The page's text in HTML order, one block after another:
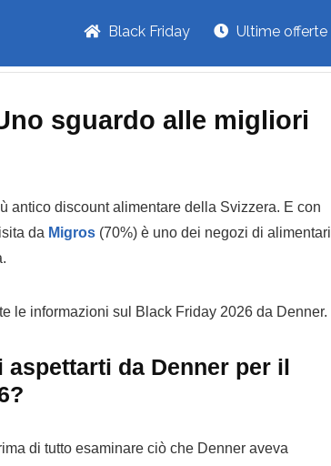
Black Friday Ultime offerte
sguardo alle migliori
antico discount alimentare della Svizzera. E con
da Migros (70%) è uno dei negozi di alimentari
le informazioni sul Black Friday 2026 da Denner.
aspettarti da Denner per il
di tutto esaminare ciò che Denner aveva